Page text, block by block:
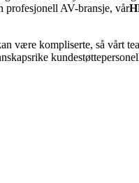
profesjonell AV-bransje, vår
være kompliserte, så vårt